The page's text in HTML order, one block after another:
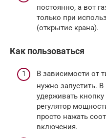
постоянно, а вот
только при
(открытие крана).
Как пользоваться
В зависимости от
нужно запустить.
удерживать
регулятор
просто нажать
включения.